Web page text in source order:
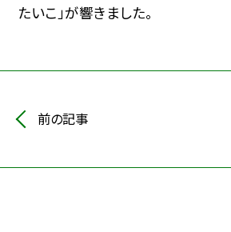
たいこ」が響きました。
前の記事